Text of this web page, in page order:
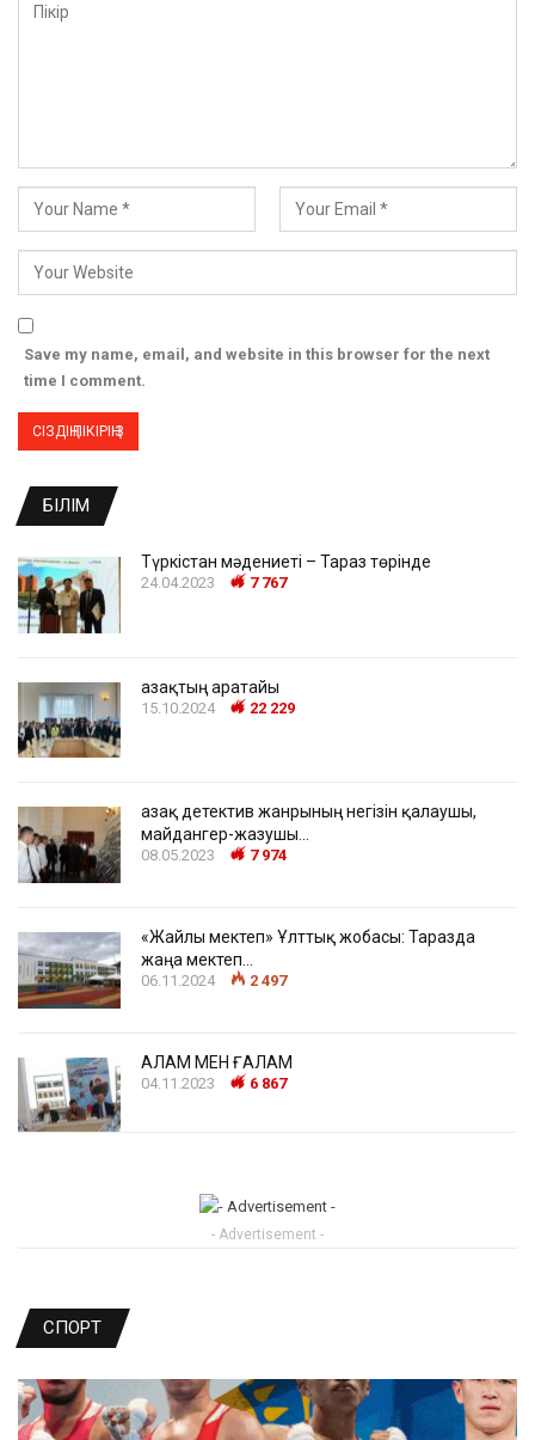
Save my name, email, and website in this browser for the next
time I comment.
БІЛІМ
Түркістан мәдениеті – Тараз төрінде
24.04.2023 7 767
Қазақтың Қаратайы
15.10.2024 22 229
Қазақ детектив жанрының негізін қалаушы,
майдангер-жазушы…
08.05.2023 7 974
«Жайлы мектеп» Ұлттық жобасы: Таразда
жаңа мектеп…
06.11.2024 2 497
ҚАЛАМ МЕН ҒАЛАМ
04.11.2023 6 867
- Advertisement -
СПОРТ